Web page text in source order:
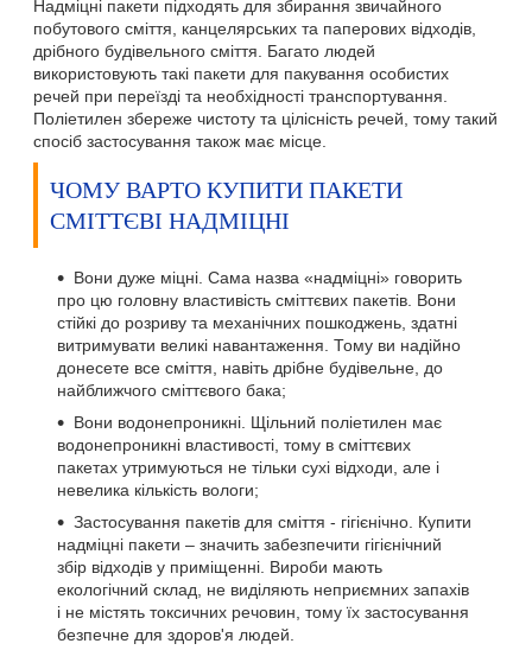
Надміцні пакети підходять для збирання звичайного
побутового сміття, канцелярських та паперових відходів,
дрібного будівельного сміття. Багато людей
використовують такі пакети для пакування особистих
речей при переїзді та необхідності транспортування.
Поліетилен збереже чистоту та цілісність речей, тому такий
спосіб застосування також має місце.
ЧОМУ ВАРТО КУПИТИ ПАКЕТИ
СМІТТЄВІ НАДМІЦНІ
Вони дуже міцні. Сама назва «надміцні» говорить
про цю головну властивість сміттєвих пакетів. Вони
стійкі до розриву та механічних пошкоджень, здатні
витримувати великі навантаження. Тому ви надійно
донесете все сміття, навіть дрібне будівельне, до
найближчого сміттєвого бака;
Вони водонепроникні. Щільний поліетилен має
водонепроникні властивості, тому в сміттєвих
пакетах утримуються не тільки сухі відходи, але і
невелика кількість вологи;
Застосування пакетів для сміття - гігієнічно. Купити
надміцні пакети – значить забезпечити гігієнічний
збір відходів у приміщенні. Вироби мають
екологічний склад, не виділяють неприємних запахів
і не містять токсичних речовин, тому їх застосування
безпечне для здоров'я людей.